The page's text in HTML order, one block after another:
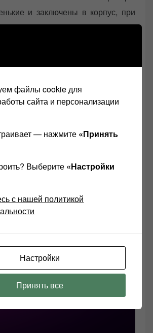
и заключены в корпус, при
через один или
для скорости и направления.
создавать частоту сжатия и
результирующий поток
плавным и спокойным. Это
иметь аналогичный рейтинг
и вентилятор с открытыми
файлы cookie для
сайта и персонализации
— нажмите «Принять
Выберите «Настройки
с нашей политикой
Настройки
Принять все